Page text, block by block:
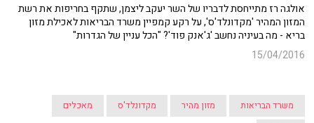
אולגה רז מתייחסת לדבריו של השר יעקב ליצמן, שתקף בחריפות את רשת
המזון המהיר 'מקדונלד'ס', על רקע קמפיין משרד הבריאות לאכילת מזון
בריא - מה בעיניה נחשב 'ג'אנק פוד'? "הכל עניין של הגדרות"
15/04/2016
משרד הבריאות מזון מהיר מקדונלד'ס
מאכלים